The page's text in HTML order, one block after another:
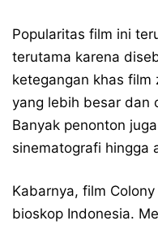
Popularitas film ini
terutama karena
ketegangan khas film
yang lebih besar dan
Banyak penonton
sinematografi hingga
Kabarnya, film
bioskop Indonesia.